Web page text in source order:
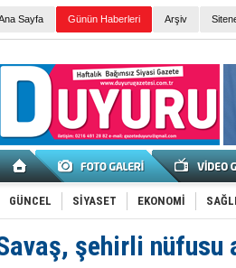
Sayfa Günün Haberleri Arşiv
GÜNCEL SİYASET EKONOMİ
şehirli nüfusu